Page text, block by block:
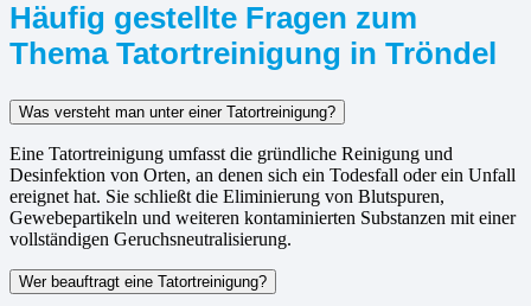
Häufig gestellte Fragen zum
Thema Tatortreinigung in Tröndel
Was versteht man unter einer Tatortreinigung?
Eine Tatortreinigung umfasst die gründliche Reinigung und
Desinfektion von Orten, an denen sich ein Todesfall oder ein Unfall
ereignet hat. Sie schließt die Eliminierung von Blutspuren,
Gewebepartikeln und weiteren kontaminierten Substanzen mit einer
vollständigen Geruchsneutralisierung.
Wer beauftragt eine Tatortreinigung?